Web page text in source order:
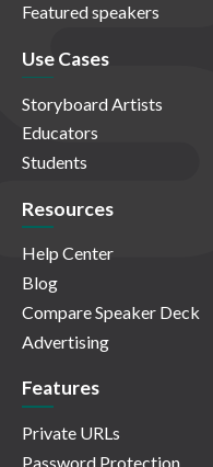
Featured speakers
Use Cases
Storyboard Artists
Educators
Students
Resources
Help Center
Blog
Compare Speaker Deck
Advertising
Features
Private URLs
Password Protection